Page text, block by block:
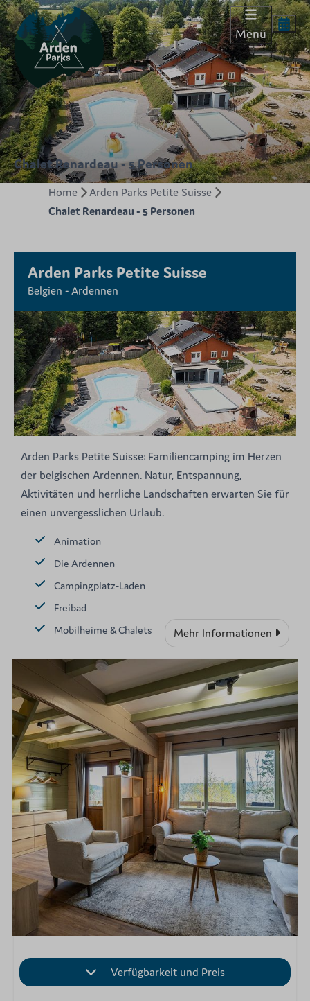
Menü
Chalet Renardeau - 5 Personen
Home
Arden Parks Petite Suisse
Chalet Renardeau - 5 Personen
Arden Parks Petite Suisse
Belgien - Ardennen
Arden Parks Petite Suisse: Familiencamping im Herzen
der belgischen Ardennen. Natur, Entspannung,
Aktivitäten und herrliche Landschaften erwarten Sie für
einen unvergesslichen Urlaub.
Animation
Die Ardennen
Campingplatz-Laden
Freibad
Mobilheime & Chalets
Mehr Informationen
Verfügbarkeit und Preis